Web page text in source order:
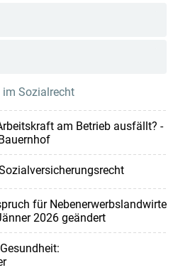
im Sozialrecht
am Betrieb ausfällt? -
für Nebenerwerbslandwirte
2026 geändert